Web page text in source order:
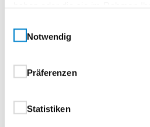
Notwendig
Präferenzen
Statistiken
SaSchallschutz: im
8000.0Türblatt: 65
mm / Beton ≥≥175
1.320 × 1.750–2.500 mmCE-